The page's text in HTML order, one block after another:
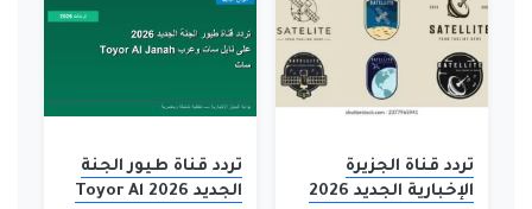
تردد قناة الجزيرة
الإخبارية الجديد 2026
تردد قناة طيور الجنة
الجديد 2026 Toyor Al